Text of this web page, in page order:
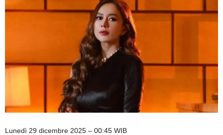
Lunedì 29 dicembre 2025 – 00:45 WIB